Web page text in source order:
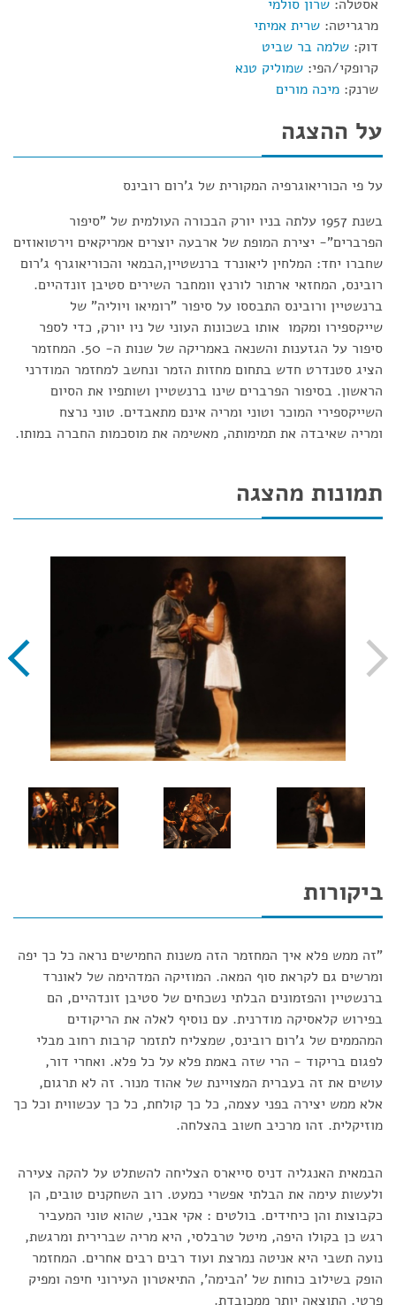
אסטלה: שרון סולמי
מרגריטה: שרית אמיתי
דוק: שלמה בר שביט
קרופקי/הפי: שמוליק טנא
שרנק: מיכה מורים
על ההצגה
על פי הכוריאוגרפיה המקורית של ג'רום רובינס
בשנת 1957 עלתה בניו יורק הבכורה העולמית של "סיפור
הפרברים"- יצירת המופת של ארבעה יוצרים אמריקאים וירטואוזים
שחברו יחד: המלחין ליאונרד ברנשטיין,הבמאי והכוריאוגרף ג'רום
רובינס, המחזאי ארתור לורנץ וומחבר השירים סטיבן זונדהיים.
ברנשטיין ורובינס התבססו על סיפור "רומיאו ויוליה" של
שייקספירו ומקמו אותו בשכונות העוני של ניו יורק, כדי לספר
סיפור על הגזענות והשנאה באמריקה של שנות ה- 50. המחזמר
הציג סטנדרט חדש בתחום מחזות הזמר ונחשב למחזמר המודרני
הראשון. בסיפור הפרברים שינו ברנשטיין ושותפיו את הסיום
השייקספירי המוכר וטוני ומריה אינם מתאבדים. טוני נרצח
ומריה שאיבדה את תמימותה, מאשימה את מוסכמות החברה במותו.
תמונות מהצגה
ביקורות
"זה ממש פלא איך המחזמר הזה משנות החמישים נראה כל כך יפה
ומרשים גם לקראת סוף המאה. המוזיקה המדהימה של לאונרד
ברנשטיין והפזמונים הבלתי נשכחים של סטיבן זונדהיים, הם
בפירוש קלאסיקה מודרנית. עם נוסיף לאלה את הריקודים
המהממים של ג'רום רובינס, שמצליח לתזמר קרבות רחוב מבלי
לפגום בריקוד - הרי שזה באמת פלא על כל פלא. ואחרי דור,
עושים את זה בעברית המצויינת של אהוד מנור. זה לא תרגום,
אלא ממש יצירה בפני עצמה, כל כך קולחת, כל כך עכשווית וכל כך
מוזיקלית. זהו מרכיב חשוב בהצלחה.
הבמאית האנגליה דניס סייארס הצליחה להשתלט על להקה צעירה
ולעשות עימה את הבלתי אפשרי כמעט. רוב השחקנים טובים, הן
כקבוצות והן כיחידים. בולטים : אקי אבני, שהוא טוני המעביר
רגש כן בקולו היפה, מיטל טרבלסי, היא מריה שברירית ומרגשת,
נועה תשבי היא אניטה נמרצת ועוד רבים רבים אחרים. המחזמר
הופק בשילוב כוחות של 'הבימה', התיאטרון העירוני חיפה ומפיק
פרטי. התוצאה יותר ממכובדת.